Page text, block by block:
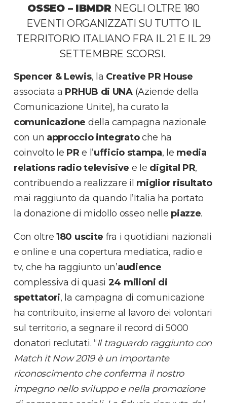
OSSEO – IBMDR NEGLI OLTRE 180
EVENTI ORGANIZZATI SU TUTTO IL
TERRITORIO ITALIANO FRA IL 21 E IL 29
SETTEMBRE SCORSI.
Spencer & Lewis, la Creative PR House
associata a PRHUB di UNA(Aziende della
Comunicazione Unite), ha curato la
comunicazione della campagna nazionale
con un approccio integratoche ha
coinvolto le PR e l’ufficio stampa, le media
relations radio televisive e le digital PR,
contribuendo a realizzare il miglior risultato
mai raggiunto da quando l’Italia ha portato
la donazione di midollo osseo nelle piazze.
Con oltre 180 uscite fra i quotidiani nazionali
e online e una copertura mediatica, radio e
tv, che ha raggiunto un’audience
complessiva di quasi 24 milioni di
spettatori, la campagna di comunicazione
ha contribuito, insieme al lavoro dei volontari
sul territorio, a segnare il record di 5000
donatori reclutati. “Il traguardo raggiunto con
Match it Now 2019 è un importante
riconoscimento che conferma il nostro
impegno nello sviluppo e nella promozione